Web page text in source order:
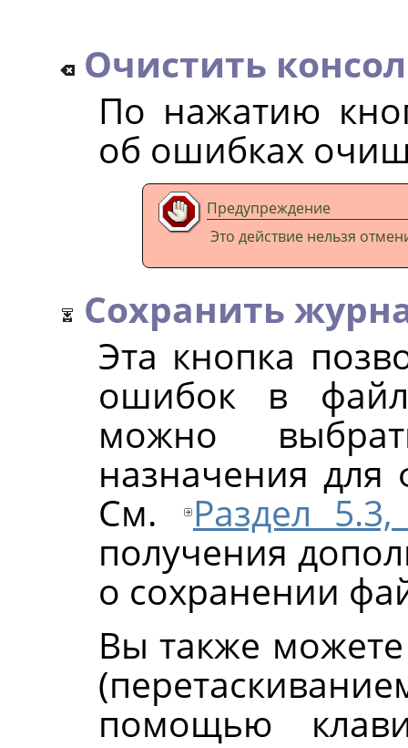
Очистить
По нажатию
об ошибках
Предупреждение
Это действие нельзя
Сохранить
Эта кнопка
ошибок в
можно
назначения
См.
Раздел
получения
о сохранении
Вы также
помощью